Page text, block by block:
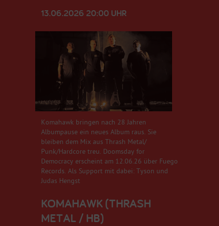
13.06.2026 20:00 UHR
Komahawk bringen nach 28 Jahren
Albumpause ein neues Album raus. Sie
bleiben dem Mix aus Thrash Metal/
Punk/Hardcore treu. Doomsday for
Democracy erscheint am 12.06.26 über Fuego
Records. Als Support mit dabei: Tyson und
Judas Hengst
KOMAHAWK (THRASH
METAL / HB)